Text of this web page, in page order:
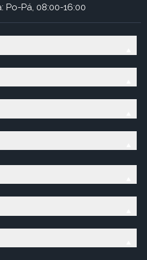
Po-Pá, 08:00-16:00